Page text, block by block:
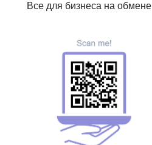
Все для бизнеса на обмене